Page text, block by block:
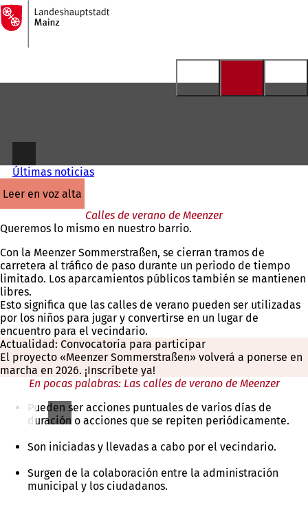
Saltar al contenido
A
la
página
Últimas noticias
leer en voz alta
Calles de verano de Meenzer
Queremos lo mismo en nuestro barrio.
Con la Meenzer Sommerstraßen, se cierran tramos de
carretera al tráfico de paso durante un periodo de tiempo
limitado. Los aparcamientos públicos también se mantienen
libres.
Esto significa que las calles de verano pueden ser utilizadas
por los niños para jugar y convertirse en un lugar de
encuentro para el vecindario.
Actualidad: Convocatoria para participar
El proyecto «Meenzer Sommerstraßen» volverá a ponerse en
marcha en 2026. ¡Inscríbete ya!
En pocas palabras: Las calles de verano de Meenzer
Pueden ser acciones puntuales de varios días de
duración o acciones que se repiten periódicamente.
Son iniciadas y llevadas a cabo por el vecindario.
Surgen de la colaboración entre la administración
municipal y los ciudadanos.